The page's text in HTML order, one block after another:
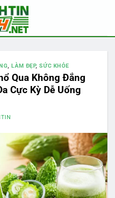
,LÀM ĐẸP,SỨC KHỎE
Qua Không Đắng
Cực Kỳ Dễ Uống